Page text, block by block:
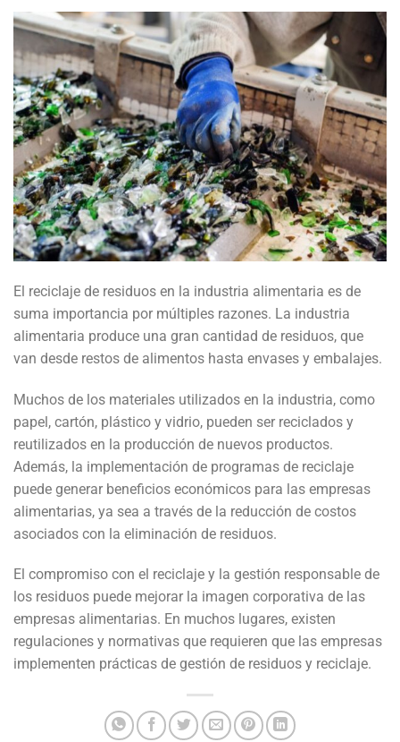
El reciclaje de residuos en la industria alimentaria es de
suma importancia por múltiples razones. La industria
alimentaria produce una gran cantidad de residuos, que
van desde restos de alimentos hasta envases y embalajes.
Muchos de los materiales utilizados en la industria, como
papel, cartón, plástico y vidrio, pueden ser reciclados y
reutilizados en la producción de nuevos productos.
Además, la implementación de programas de reciclaje
puede generar beneficios económicos para las empresas
alimentarias, ya sea a través de la reducción de costos
asociados con la eliminación de residuos.
El compromiso con el reciclaje y la gestión responsable de
los residuos puede mejorar la imagen corporativa de las
empresas alimentarias. En muchos lugares, existen
regulaciones y normativas que requieren que las empresas
implementen prácticas de gestión de residuos y reciclaje.